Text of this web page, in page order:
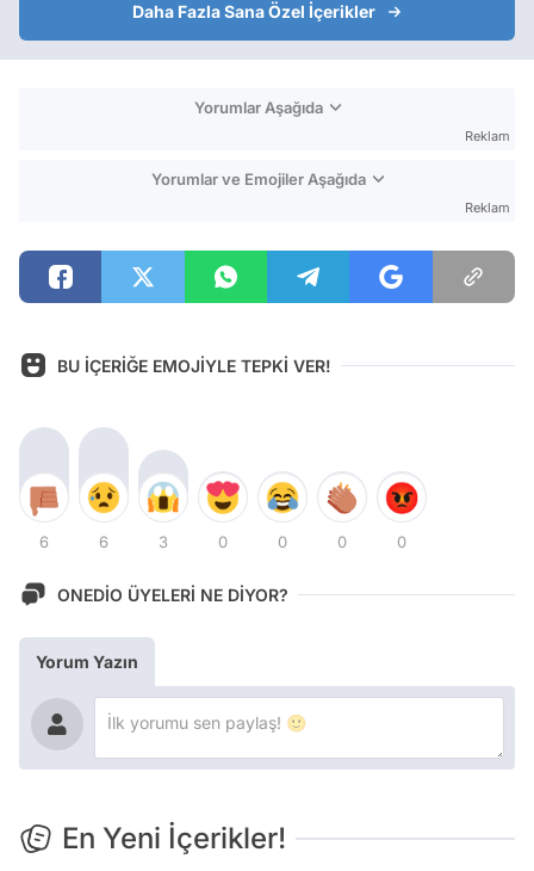
Daha Fazla Sana Özel İçerikler
Yorumlar Aşağıda
Reklam
Yorumlar ve Emojiler Aşağıda
Reklam
BU İÇERİĞE EMOJİYLE TEPKİ VER!
6 6 3 0 0 0 0
ONEDİO ÜYELERİ NE DİYOR?
Yorum Yazın
En Yeni İçerikler!